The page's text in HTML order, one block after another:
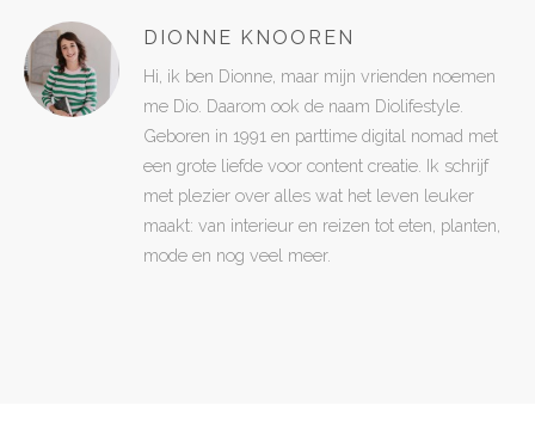
DIONNE KNOOREN
Hi, ik ben Dionne, maar mijn vrienden noemen
me Dio. Daarom ook de naam Diolifestyle.
Geboren in 1991 en parttime digital nomad met
een grote liefde voor content creatie. Ik schrijf
met plezier over alles wat het leven leuker
maakt: van interieur en reizen tot eten, planten,
mode en nog veel meer.